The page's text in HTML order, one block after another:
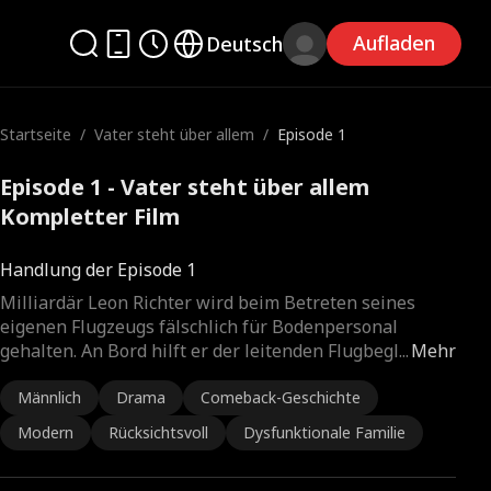
Deutsch Aufladen
Startseite / Vater steht über allem / Episode 1
Episode 1 - Vater steht über allem
Kompletter Film
Handlung der Episode 1
Mehr
Milliardär Leon Richter wird beim Betreten seines
eigenen Flugzeugs fälschlich für Bodenpersonal
gehalten. An Bord hilft er der leitenden Flugbegl...
Männlich Drama
Comeback-Geschichte
Modern
Rücksichtsvoll Dysfunktionale Familie